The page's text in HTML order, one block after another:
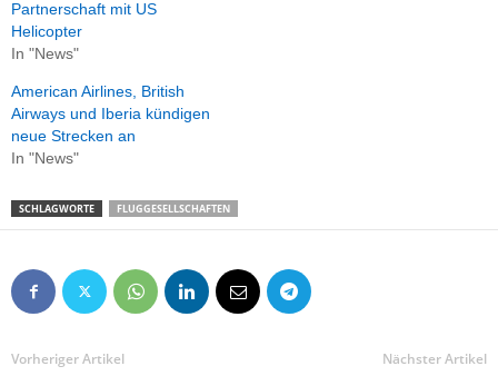
Partnerschaft mit US
Helicopter
In "News"
American Airlines, British
Airways und Iberia kündigen
neue Strecken an
In "News"
SCHLAGWORTE FLUGGESELLSCHAFTEN
Vorheriger Artikel Nächster Artikel